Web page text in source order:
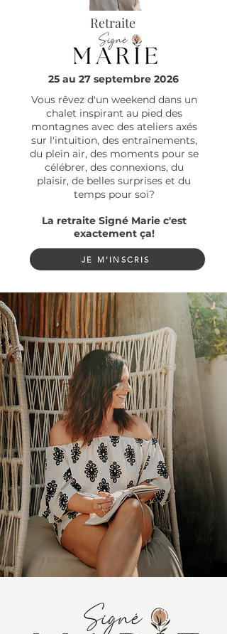
Retraite
25 au 27 septembre 2026
Vous rêvez d'un weekend dans un
chalet inspirant au pied des
montagnes avec des ateliers axés
sur l'intuition, des entraînements,
du plein air, des moments pour se
célébrer, des connexions, du
plaisir, de belles surprises et du
temps pour soi?
La retraite Signé Marie c'est
exactement ça!
JE M'INSCRIS